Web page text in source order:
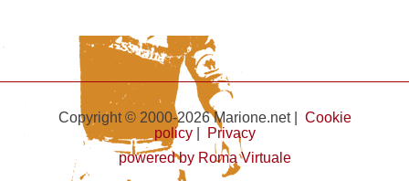
Copyright © 2000-2026 Marione.net | Cookie
policy|
Privacy
powered by Roma Virtuale